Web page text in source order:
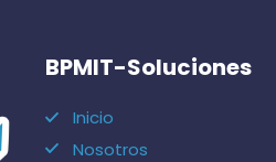
BPMIT-Soluciones
Inicio
Nosotros